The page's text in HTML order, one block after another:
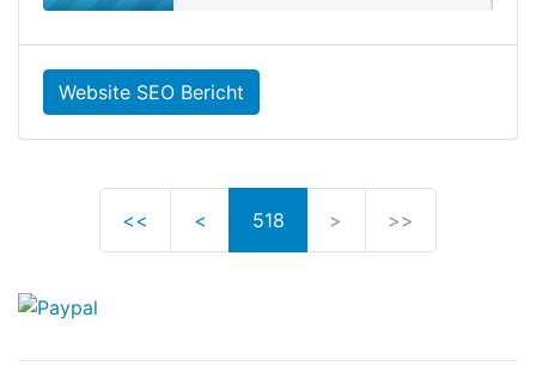
Website SEO Bericht
<< < 518 > >>